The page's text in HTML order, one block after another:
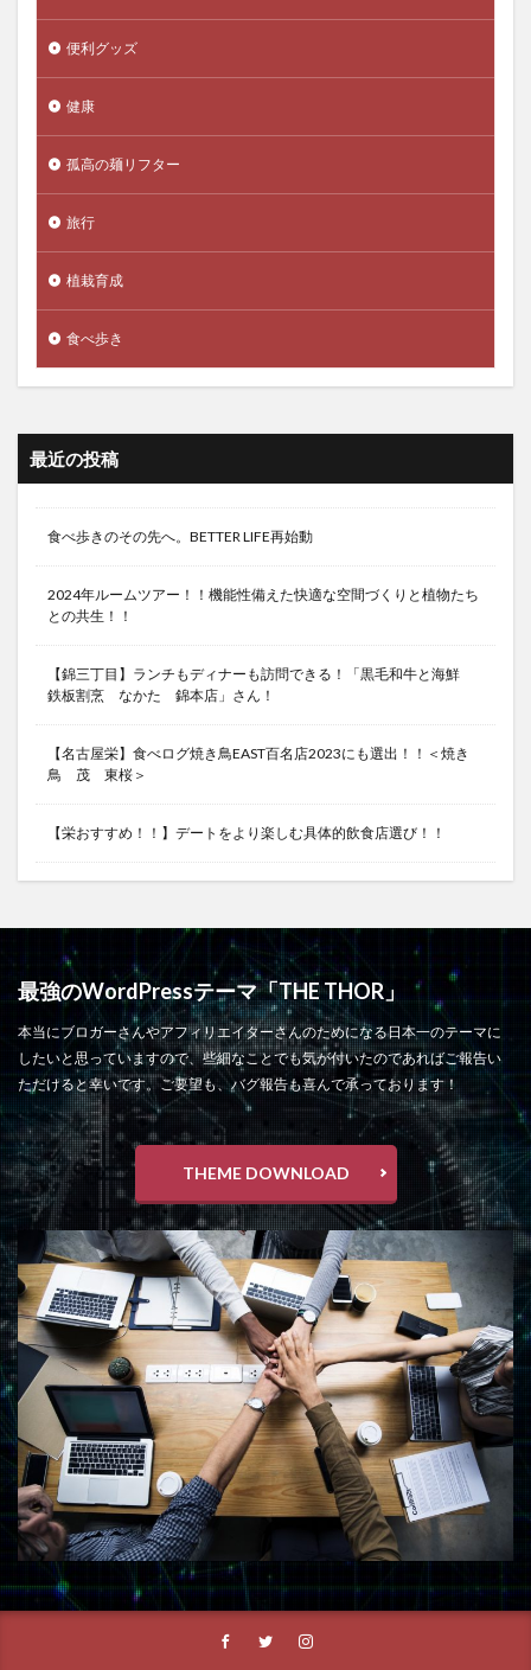
便利グッズ
健康
孤高の麺リフター
旅行
植栽育成
食べ歩き
最近の投稿
食べ歩きのその先へ。BETTER LIFE再始動
2024年ルームツアー！！機能性備えた快適な空間づくりと植物たち
との共生！！
【錦三丁目】ランチもディナーも訪問できる！「黒毛和牛と海鮮
鉄板割烹 なかた 錦本店」さん！
【名古屋栄】食べログ焼き鳥EAST百名店2023にも選出！！＜焼き
鳥 茂 東桜＞
【栄おすすめ！！】デートをより楽しむ具体的飲食店選び！！
最強のWordPressテーマ「THE THOR」
本当にブロガーさんやアフィリエイターさんのためになる日本一のテーマに
したいと思っていますので、些細なことでも気が付いたのであればご報告い
ただけると幸いです。ご要望も、バグ報告も喜んで承っております！
THEME DOWNLOAD